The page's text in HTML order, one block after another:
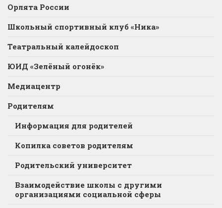
Орлята России
Школьный спортивный клуб «Ника»
Театральный калейдоскоп
ЮИД «Зелёный огонёк»
Медиацентр
Родителям
Информация для родителей
Копилка советов родителям
Родительский университет
Взаимодействие школы с другими
организациями социальной сферы